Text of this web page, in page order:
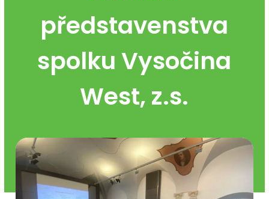
představenstva
spolku Vysočina
West, z.s.